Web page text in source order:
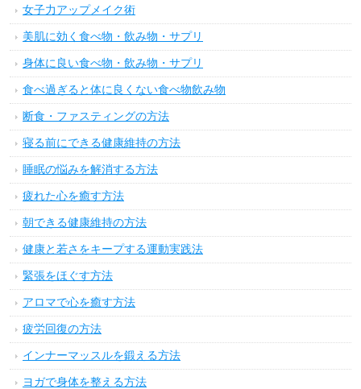
女子力アップメイク術
美肌に効く食べ物・飲み物・サプリ
身体に良い食べ物・飲み物・サプリ
食べ過ぎると体に良くない食べ物飲み物
断食・ファスティングの方法
寝る前にできる健康維持の方法
睡眠の悩みを解消する方法
疲れた心を癒す方法
朝できる健康維持の方法
健康と若さをキープする運動実践法
緊張をほぐす方法
アロマで心を癒す方法
疲労回復の方法
インナーマッスルを鍛える方法
ヨガで身体を整える方法